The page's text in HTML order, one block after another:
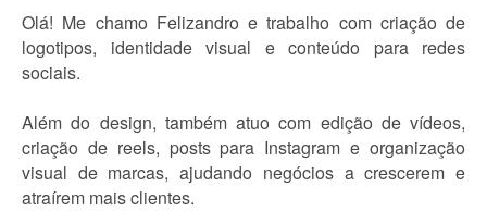
Olá! Me chamo Felizandro e trabalho com criação de
logotipos, identidade visual e conteúdo para redes
sociais.
Além do design, também atuo com edição de vídeos,
criação de reels, posts para Instagram e organização
visual de marcas, ajudando negócios a crescerem e
atraírem mais clientes.